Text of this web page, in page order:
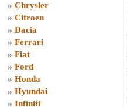
» Chrysler
» Citroen
» Dacia
» Ferrari
» Fiat
» Ford
» Honda
» Hyundai
» Infiniti